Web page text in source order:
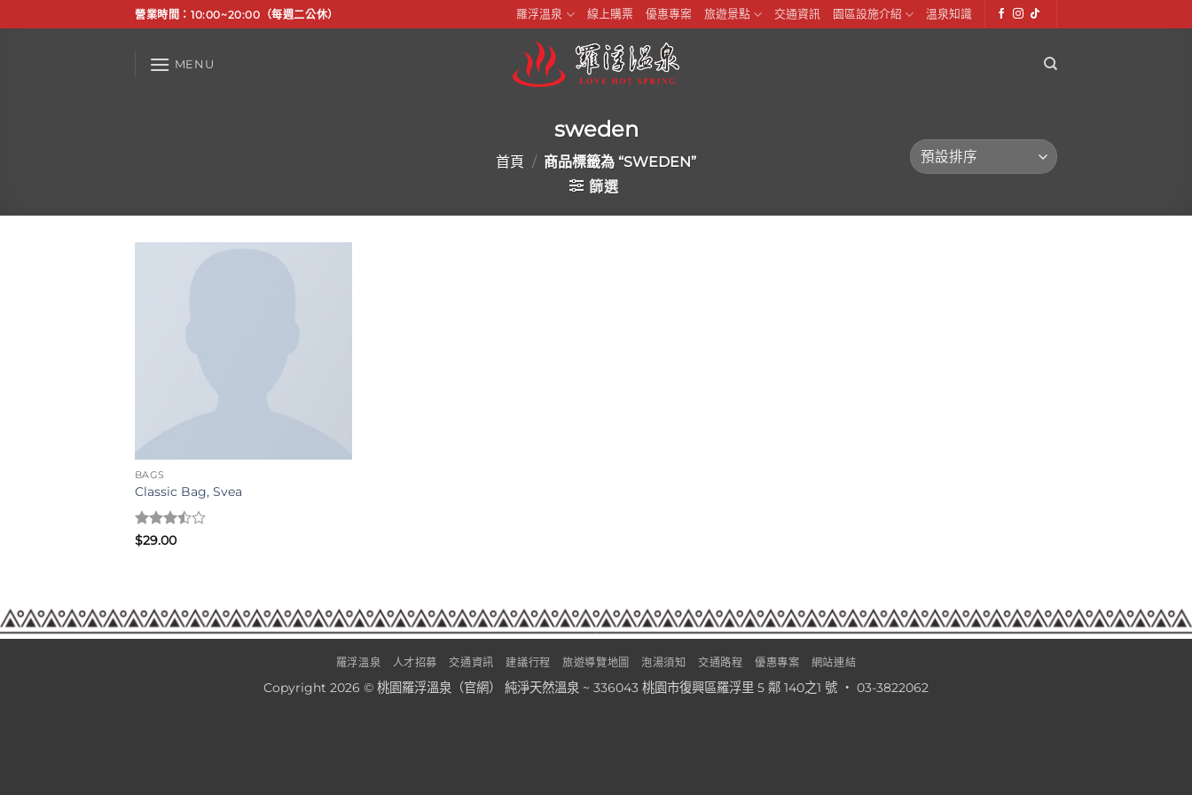
to
營業時間：10:00~20:00（每週二公休） 羅浮溫泉 線上購票 優惠專案 旅遊景點 交通資訊 園區設施介紹 溫泉知識
MENU
sweden
首頁 / 商品標籤為 “SWEDEN”
篩選
BAGS
Classic Bag, Svea
評分
$29.00
羅浮溫泉 人才招募 交通資訊 建議行程 旅遊導覽地圖 泡湯須知 交通路程 優惠專案 網站連結
Copyright 2026 © 桃園羅浮溫泉（官網） 純淨天然溫泉 ~ 336043 桃園市復興區羅浮里 5 鄰 140之1 號 ‧ 03-3822062